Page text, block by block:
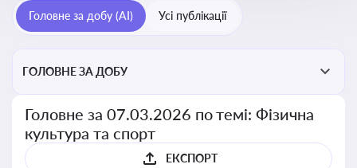
потенціалу, соціального захисту та ефективної
реалізації державної політики у цій галузі
Головне за добу (AI) Усі публікації
ГОЛОВНЕ ЗА ДОБУ
Головне за 07.03.2026 по темі: Фізична
культура та спорт
ЕКСПОРТ